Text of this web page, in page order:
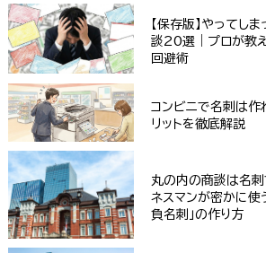
【保存版】やってし
談20選｜プロが教
回避術
コンビニで名刺は作
リットを徹底解説
丸の内の商談は名刺
ネスマンが密かに使
負名刺」の作り方